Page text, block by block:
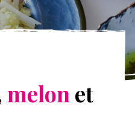
melon et